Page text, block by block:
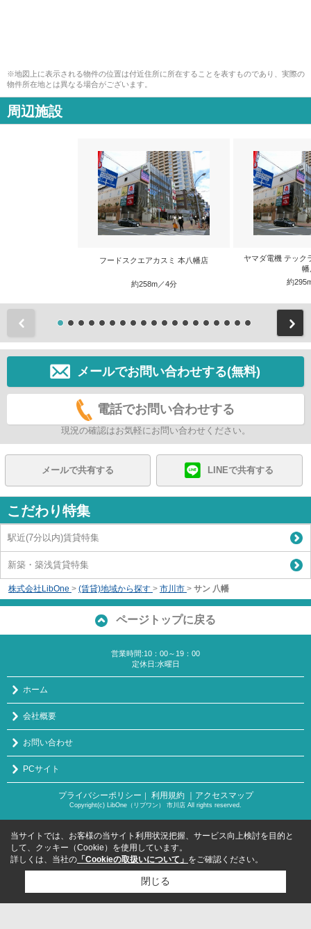
※地図上に表示される物件の位置は付近住所に所在することを表すものであり、実際の
物件所在地とは異なる場合がございます。
周辺施設
フードスクエアカスミ 本八幡店
約258m／4分
ヤマダ電機 テック
幡
約
メールでお問い合わせする(無料)
電話でお問い合わせする
現況の確認はお気軽にお問い合わせください。
メールで共有する LINEで共有する
こだわり特集
駅近(7分以内)賃貸特集
新築・築浅賃貸特集
株式会社LibOne > (賃貸)地域から探す > 市川市 > サン 八幡
ページトップに戻る
営業時間:10：00～19：00
定休日:水曜日
ホーム
会社概要
お問い合わせ
PCサイト
プライバシーポリシー 利用規約 ｜アクセスマップ
Copyright(c) LibOne（リブワン） 市川店 All rights reserved.
当サイトでは、お客様の当サイト利用状況把握、サービス向上検討を目的と
して、クッキー（Cookie）を使用しています。
詳しくは、当社の 「Cookieの取扱いについて」 をご確認ください。
閉じる